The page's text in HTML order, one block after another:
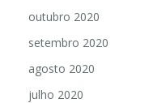
outubro 2020
setembro 2020
agosto 2020
julho 2020